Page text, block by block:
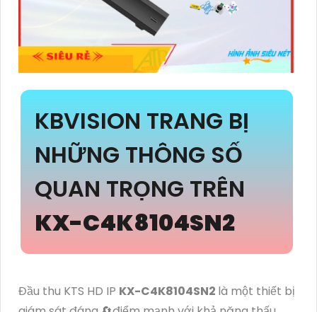
KBVISION TRANG BỊ
NHỮNG THÔNG SỐ
QUAN TRỌNG TRÊN
KX-C4K8104SN2
Đầu thu KTS HD IP KX-C4K8104SN2 là một thiết bị